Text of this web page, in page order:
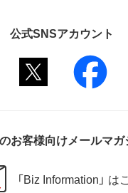
公式SNSアカウント
お客様向けメールマガ
「Biz Information」 は